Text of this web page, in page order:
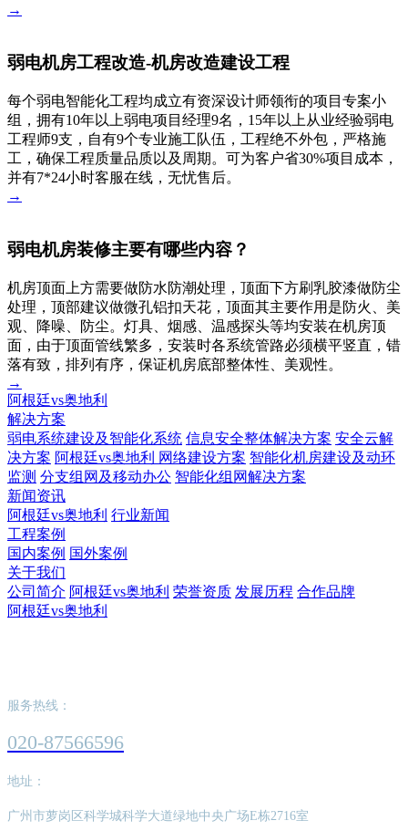
→
弱电机房工程改造-机房改造建设工程
每个弱电智能化工程均成立有资深设计师领衔的项目专案小
组，拥有10年以上弱电项目经理9名，15年以上从业经验弱电
工程师9支，自有9个专业施工队伍，工程绝不外包，严格施
工，确保工程质量品质以及周期。可为客户省30%项目成本，
并有7*24小时客服在线，无忧售后。
→
弱电机房装修主要有哪些内容？
机房顶面上方需要做防水防潮处理，顶面下方刷乳胶漆做防尘
处理，顶部建议做微孔铝扣天花，顶面其主要作用是防火、美
观、降噪、防尘。灯具、烟感、温感探头等均安装在机房顶
面，由于顶面管线繁多，安装时各系统管路必须横平竖直，错
落有致，排列有序，保证机房底部整体性、美观性。
→
阿根廷vs奥地利
解决方案
弱电系统建设及智能化系统 信息安全整体解决方案 安全云解
决方案 阿根廷vs奥地利 网络建设方案 智能化机房建设及动环
监测 分支组网及移动办公 智能化组网解决方案
新闻资讯
阿根廷vs奥地利 行业新闻
工程案例
国内案例 国外案例
关于我们
公司简介 阿根廷vs奥地利 荣誉资质 发展历程 合作品牌
阿根廷vs奥地利
服务热线：
020-87566596
地址：
广州市萝岗区科学城科学大道绿地中央广场E栋2716室